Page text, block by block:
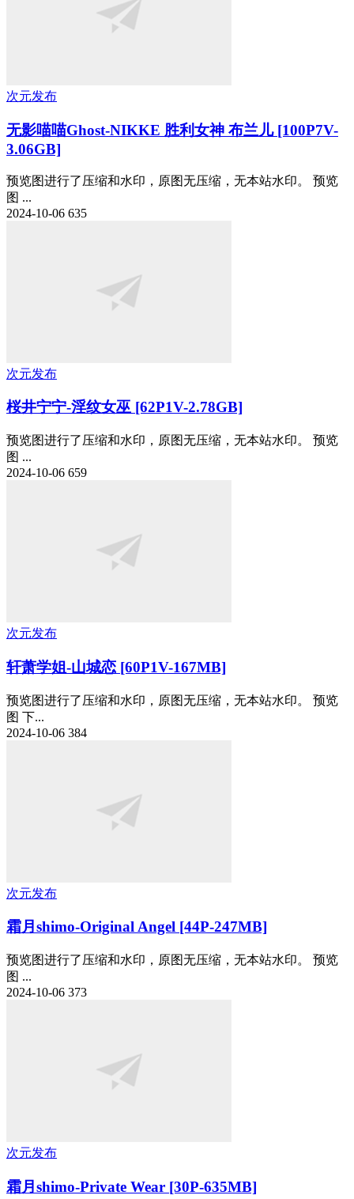
次元发布
无影喵喵Ghost-NIKKE 胜利女神 布兰儿 [100P7V-
3.06GB]
预览图进行了压缩和水印，原图无压缩，无本站水印。 预览
图 ...
2024-10-06 635
次元发布
桜井宁宁-淫纹女巫 [62P1V-2.78GB]
预览图进行了压缩和水印，原图无压缩，无本站水印。 预览
图 ...
2024-10-06 659
次元发布
轩萧学姐-山城恋 [60P1V-167MB]
预览图进行了压缩和水印，原图无压缩，无本站水印。 预览
图 下...
2024-10-06 384
次元发布
霜月shimo-Original Angel [44P-247MB]
预览图进行了压缩和水印，原图无压缩，无本站水印。 预览
图 ...
2024-10-06 373
次元发布
霜月shimo-Private Wear [30P-635MB]